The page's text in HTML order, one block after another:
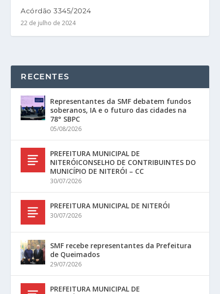
Acórdão 3345/2024
22 de julho de 2024
RECENTES
Representantes da SMF debatem fundos
soberanos, IA e o futuro das cidades na
78° SBPC
05/08/2026
PREFEITURA MUNICIPAL DE
NITERÓICONSELHO DE CONTRIBUINTES DO
MUNICÍPIO DE NITERÓI – CC
30/07/2026
PREFEITURA MUNICIPAL DE NITERÓI
30/07/2026
SMF recebe representantes da Prefeitura
de Queimados
29/07/2026
PREFEITURA MUNICIPAL DE